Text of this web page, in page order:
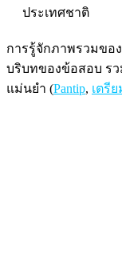
ประเทศชาติ
การรู้จักภาพรวมขอ
บริบทของข้อสอบ ร
แม่นยำ (Pantip, เตรี